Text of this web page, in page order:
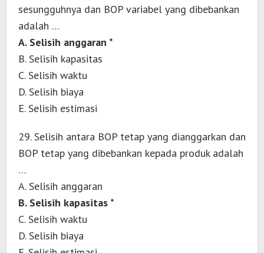
sesungguhnya dan BOP variabel yang dibebankan
adalah …
A. Selisih anggaran *
B. Selisih kapasitas
C. Selisih waktu
D. Selisih biaya
E. Selisih estimasi
29. Selisih antara BOP tetap yang dianggarkan dan
BOP tetap yang dibebankan kepada produk adalah
…
A. Selisih anggaran
B. Selisih kapasitas *
C. Selisih waktu
D. Selisih biaya